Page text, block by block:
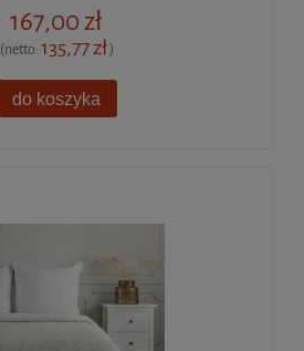
167,00 zł
(netto:135,77 zł)
do koszyka